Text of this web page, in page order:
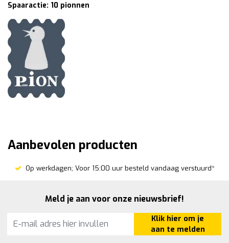
Spaaractie: 10 pionnen
Aanbevolen producten
Op werkdagen; Voor 15:00 uur besteld vandaag verstuurd*
Meld je aan voor onze nieuwsbrief!
Klik hier om je
aan te melden